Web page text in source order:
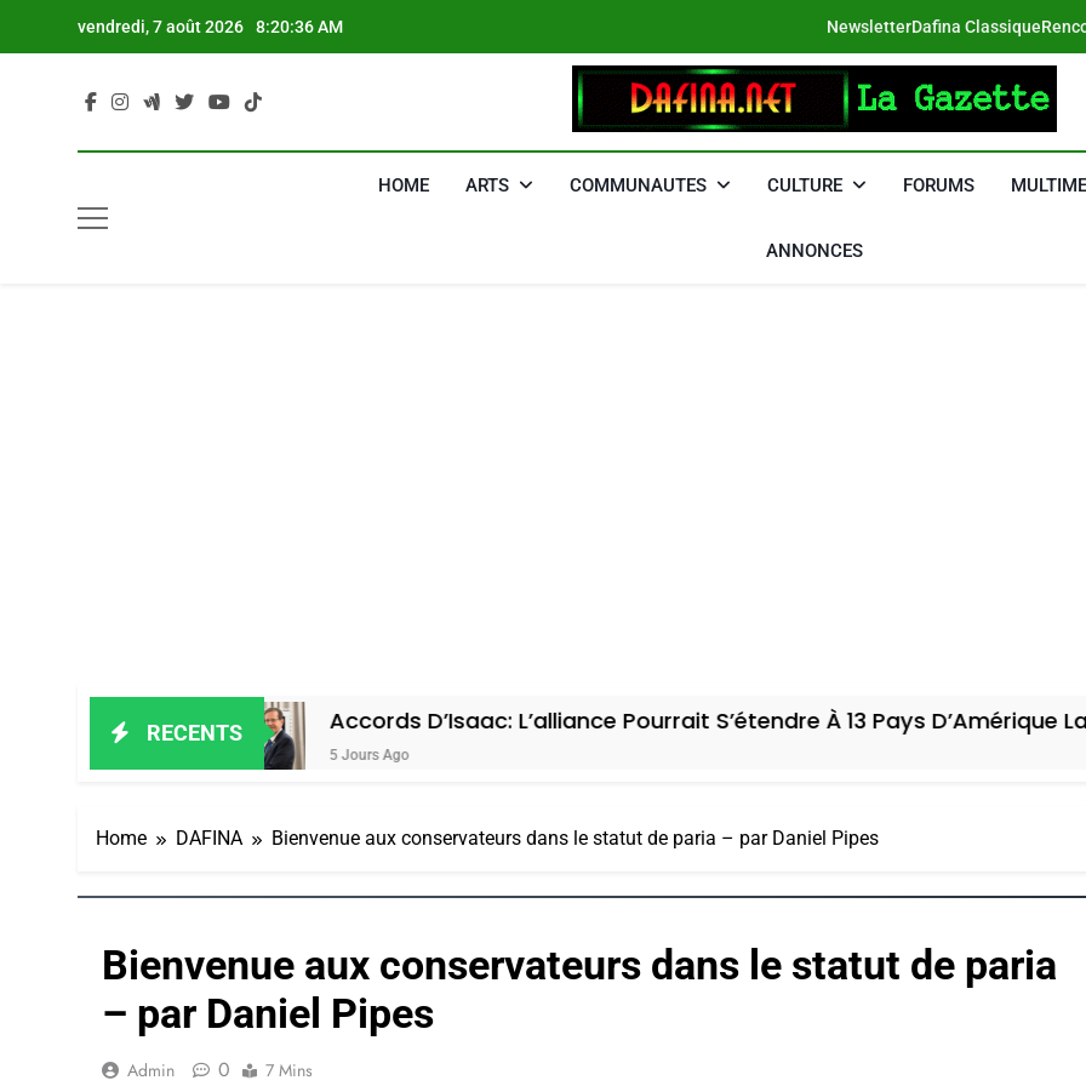
vendredi, 7 août 2026 8:20:37 AM NewsletterDafina Classique
DAFINA
HOME ARTS COMMUNAUTES CULTURE FORUMS
ANNONCES
RECENTSAccords D’Isaac: L’alliance Pourrait S’étendre À 13 Pays D’Amérique Latine
5 Jours Ago
Home DAFINA Bienvenue aux conservateurs dans le statut de paria – par Daniel Pipes
Bienvenue aux conservateurs dans le statut de paria
– par Daniel Pipes
Admin 0 7 Mins